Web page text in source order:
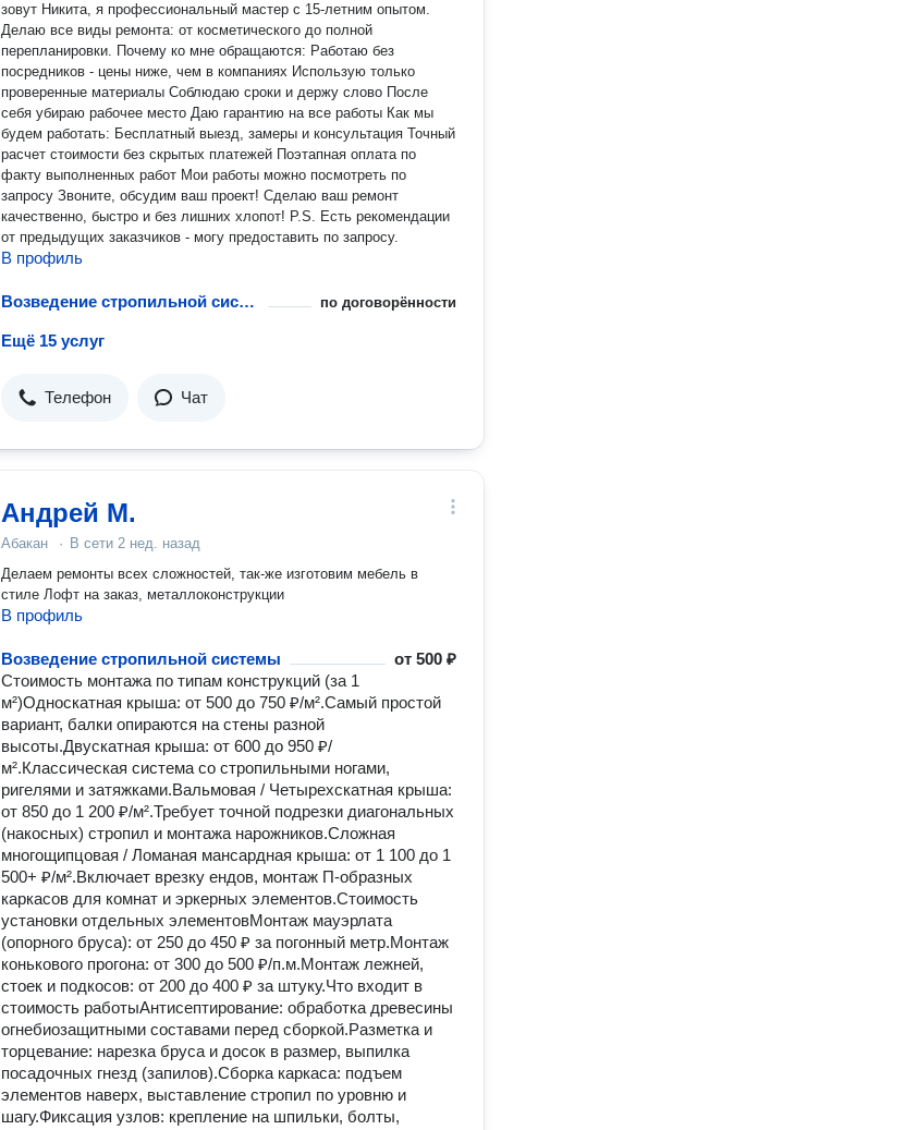
зовут Никита, я профессиональный мастер с 15-летним опытом.
Делаю все виды ремонта: от косметического до полной
перепланировки. Почему ко мне обращаются: Работаю без
посредников - цены ниже, чем в компаниях Использую только
проверенные материалы Соблюдаю сроки и держу слово После
себя убираю рабочее место Даю гарантию на все работы Как мы
будем работать: Бесплатный выезд, замеры и консультация Точный
расчет стоимости без скрытых платежей Поэтапная оплата по
факту выполненных работ Мои работы можно посмотреть по
запросу Звоните, обсудим ваш проект! Сделаю ваш ремонт
качественно, быстро и без лишних хлопот! P.S. Есть рекомендации
от предыдущих заказчиков - могу предоставить по запросу.
В профиль
Возведение стропильной системы по договорённости
Ещё 15 услуг
Телефон Чат
Андрей М.
Абакан · В сети 2 нед. назад
Делаем ремонты всех сложностей, так-же изготовим мебель в
стиле Лофт на заказ, металлоконструкции
В профиль
Возведение стропильной системы от500 ₽
Стоимость монтажа по типам конструкций (за 1
м²)Односкатная крыша: от 500 до 750 ₽/м².Самый простой
вариант, балки опираются на стены разной
высоты.Двускатная крыша: от 600 до 950 ₽/
м².Классическая система со стропильными ногами,
ригелями и затяжками.Вальмовая / Четырехскатная крыша:
от 850 до 1 200 ₽/м².Требует точной подрезки диагональных
(накосных) стропил и монтажа нарожников.Сложная
многощипцовая / Ломаная мансардная крыша: от 1 100 до 1
500+ ₽/м².Включает врезку ендов, монтаж П-образных
каркасов для комнат и эркерных элементов.Стоимость
установки отдельных элементовМонтаж мауэрлата
(опорного бруса): от 250 до 450 ₽ за погонный метр.Монтаж
конькового прогона: от 300 до 500 ₽/п.м.Монтаж лежней,
стоек и подкосов: от 200 до 400 ₽ за штуку.Что входит в
стоимость работыАнтисептирование: обработка древесины
огнебиозащитными составами перед сборкой.Разметка и
торцевание: нарезка бруса и досок в размер, выпилка
посадочных гнезд (запилов).Сборка каркаса: подъем
элементов наверх, выставление стропил по уровню и
шагу.Фиксация узлов: крепление на шпильки, болты,